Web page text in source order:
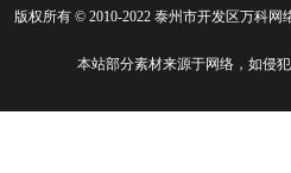
版权所有 © 2010-2022 泰州市开发区万科网
本站部分素材来源于网络，如侵